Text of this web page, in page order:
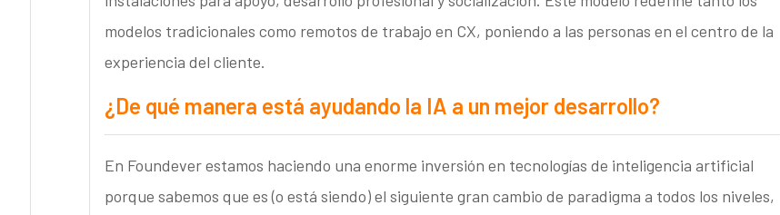
modelos tradicionales como remotos de trabajo en CX, poniendo a las personas en el centro de la
experiencia del cliente.
¿De qué manera está ayudando la IA a un mejor desarrollo?
En Foundever estamos haciendo una enorme inversión en tecnologías de inteligencia artificial
porque sabemos que es (o está siendo) el siguiente gran cambio de paradigma a todos los niveles,